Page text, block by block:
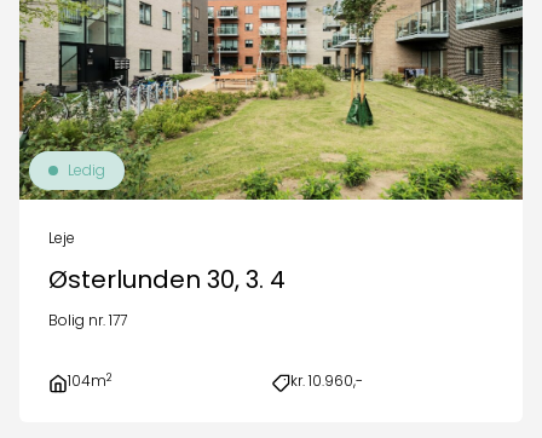
Ledig
Leje
Østerlunden 30, 3. 4
Bolig nr. 177
104m2 kr. 10.960,-